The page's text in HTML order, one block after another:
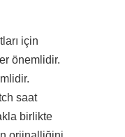
için
önemlidir.
saat
birlikte